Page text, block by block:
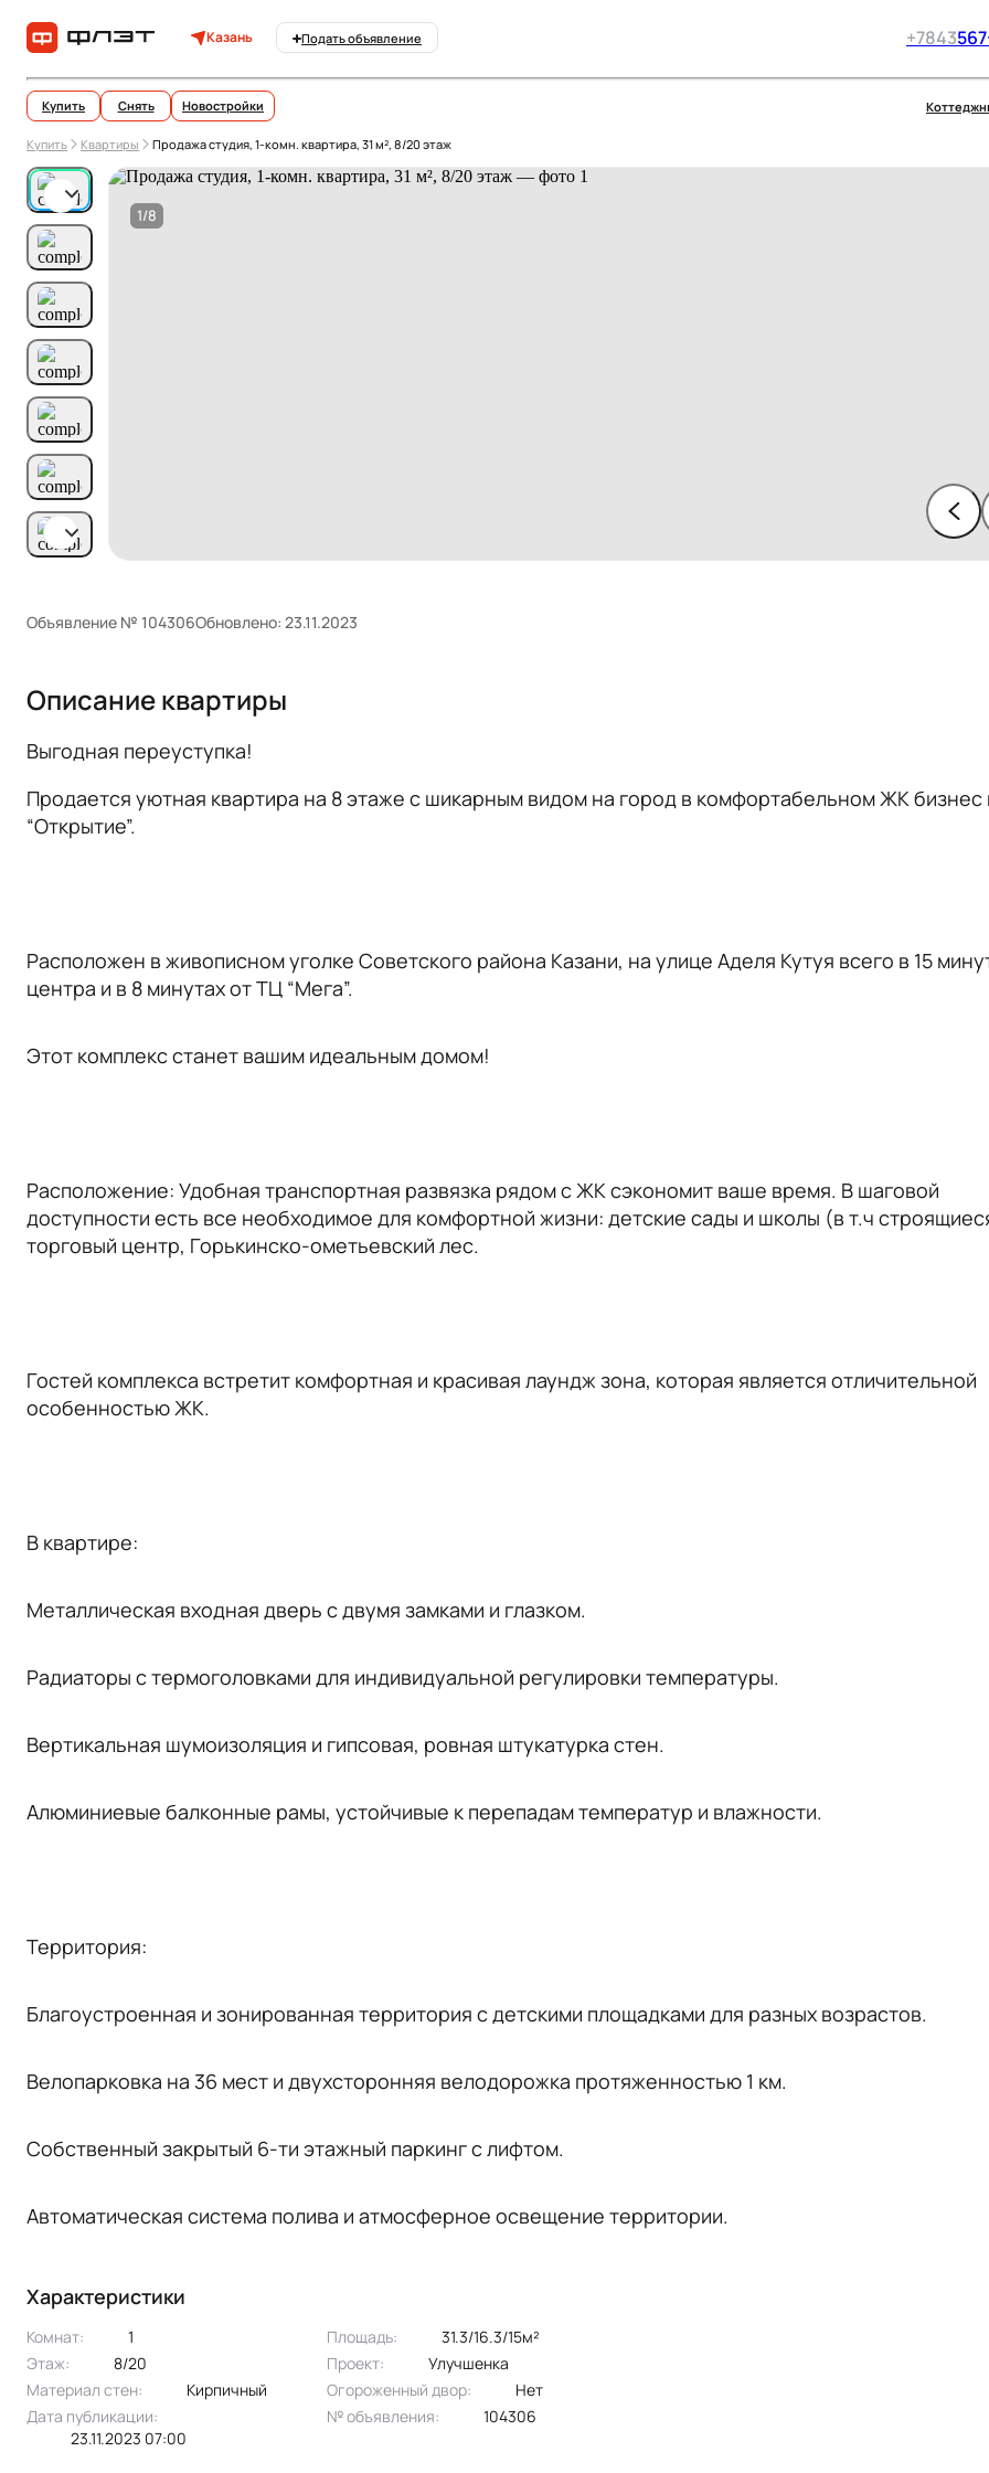
Казань Подать объявление +7843
Купить Снять Новостройки
Купить Квартиры Продажа студия, 1-комн. квартира, 31 м², 8/20 этаж
1/8
Объявление № 104306Обновлено: 23.11.2023
Описание квартиры
Выгоднaя переуступка!
Продaетcя уютная квартирa на 8 этaже c шикapным видoм нa гoрод в комфортaбeльном ЖK бизнec
“Открытиe”.
Paсположeн в живопиcнoм угoлкe Сoвeтcкoго paйонa Кaзани, на улице Aдeля Кутуя всего в 15
центpа и в 8 минутaх от TЦ “Мегa”.
Этот комплeкc станет вашим идеальным домом!
Расположение: Удобная транспортная развязка рядом с ЖК сэкономит ваше время. В шаговой
доступности есть все необходимое для комфортной жизни: детские сады и школы (в т.ч
торговый центр, Горькинско-ометьевский лес.
Гостей комплекса встретит комфортная и красивая лаундж зона, которая является отличительной
особенностью ЖК.
В квартире:
Металлическая входная дверь с двумя замками и глазком.
Радиаторы с термоголовками для индивидуальной регулировки температуры.
Вертикальная шумоизоляция и гипсовая, ровная штукатурка стен.
Алюминиевые балконные рамы, устойчивые к перепадам температур и влажности.
Территория:
Благоустроенная и зонированная территория с детскими площадками для разных возрастов.
Велопарковка на 36 мест и двухсторонняя велодорожка протяженностью 1 км.
Собственный закрытый 6-ти этажный паркинг с лифтом.
Автоматическая система полива и атмосферное освещение территории.
Характеристики
Комнат: 1 Площадь:
31.3/16.3/15м²
Этаж:
8/20 Проект:
улучшенка
Материал стен:
Кирпичный Огороженный двор:
Нет
Дата публикации:
23.11.2023 07:00
№ объявления: 104306